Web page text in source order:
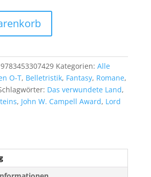
9783453307429 Kategorien: Alle
O-T, Belletristik, Fantasy, Romane,
Das verwundete Land,
, John W. Campell Award, Lord